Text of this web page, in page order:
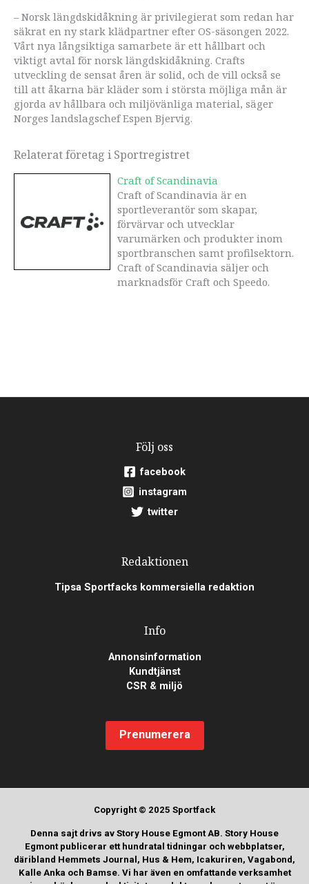
– Norsk längdskidåkning är privilegierat som redan har
säkrat en ny stark klädpartner efter OS-säsongen 2022.
Vårt nya långsiktiga samarbete är ett hållbart och
viktigt avtal för norsk längdskidåkning. Crafts
utveckling de sensat åren är solid, och de vill också se
till att åkarna bär kläder som i största möjliga mån är
gjorda av hållbara och miljövänliga material, säger
Norges landslagschef Espen Bjervig.
Relaterat företag i Sportregistret
Craft of Scandinavia
Craft of Scandinavia är en
sportleverantör som skapar,
förvärvar och utvecklar
varumärken och produkter inom
sportbranschen samt profilsektorn.
Craft of Scandinavia säljer och
marknadsför Craft och Speedo.
Följ oss
facebook
instagram
twitter
Redaktionen
Tipsa Sportfacks kommersiella redaktion
Info
Annonsinformation
Kundtjänst
CSR & miljö
Prenumerera
Copyright © 2025 Sportfack
Denna sajt drivs av Story House Egmont AB. Story House
Egmont publicerar ett hundratal tidningar och webbplatser,
däribland Hemmets Journal, Hus & Hem, Icakuriren, Vagabond,
Kalle Anka och Bamse. Vi har även en omfattande verksamhet